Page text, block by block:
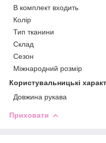
В комплект входить
Колір
Тип тканини
Склад
Сезон
Міжнародний розмір
Користувальницькі
Довжина рукава
Приховати